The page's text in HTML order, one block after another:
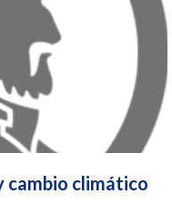
cambio climático